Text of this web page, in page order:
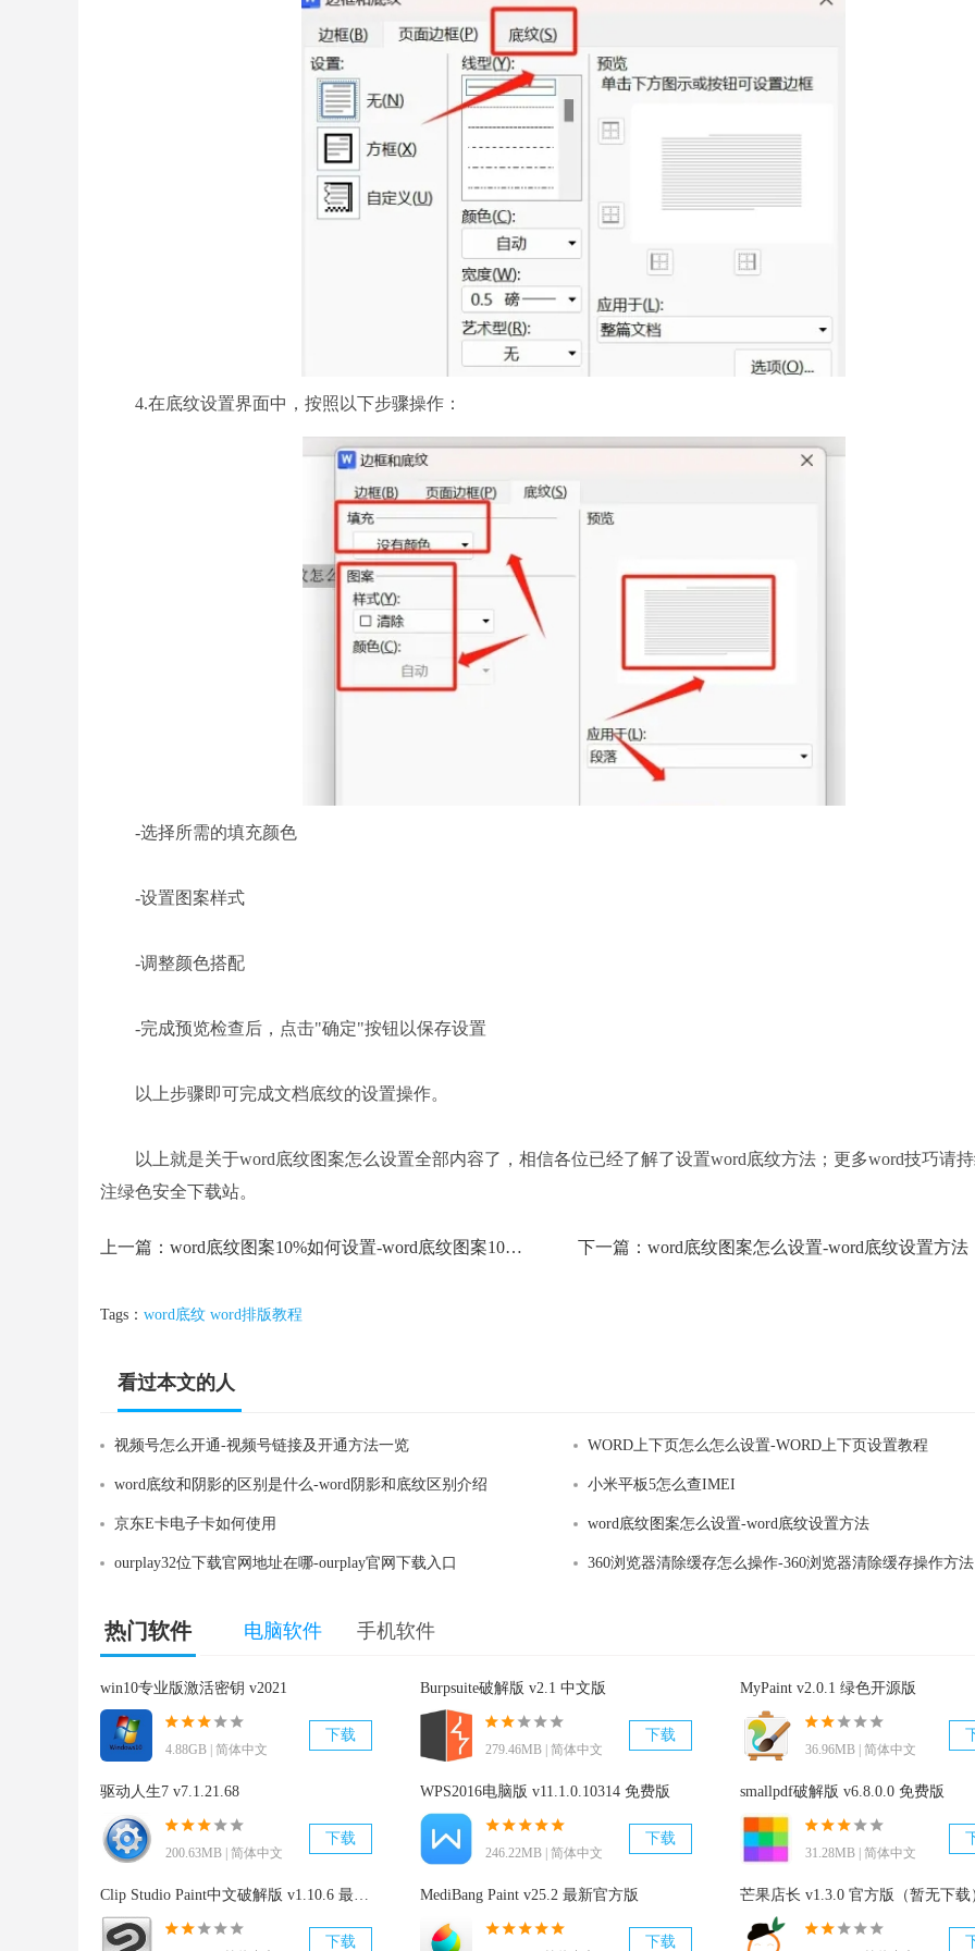
4.在底纹设置界面中，按照以下步骤操作：
-选择所需的填充颜色
-设置图案样式
-调整颜色搭配
-完成预览检查后，点击"确定"按钮以保存设置
以上步骤即可完成文档底纹的设置操作。
以上就是关于word底纹图案怎么设置全部内容了，相信各位已经了解了设置word底纹方法；更多word技巧请
注绿色安全下载站。
上一篇： word底纹图案10%如何设置-word底纹图案10%设置方法 下一篇： word底纹图案怎么设置-word底纹设置方法
Tags： word底纹 word排版教程
看过本文的人
还看过
视频号怎么开通-视频号链接及开通方法一览 WORD上下页怎么怎么设置-WORD上下页设置教程
word底纹和阴影的区别是什么-word阴影和底纹区别介绍 小米平板5怎么查IMEI
京东E卡电子卡如何使用 word底纹图案怎么设置-word底纹设置方法
ourplay32位下载官网地址在哪-ourplay官网下载入口 360浏览器清除缓存怎么操作-360浏览器清除缓存操作方法
热门软件 电脑软件 手机软件
win10专业版激活密钥 v2021
4.88GB | 简体中文
下载
Burpsuite破解版 v2.1 中文版
279.46MB | 简体中文
下载
MyPaint v2.0.1 绿色开源版
36.96MB | 简体中文
驱动人生7 v7.1.21.68
200.63MB | 简体中文
下载
WPS2016电脑版 v11.1.0.10314 免费版
246.22MB | 简体中文
下载
smallpdf破解版 v6.8.0.0 免费版
31.28MB | 简体中文
Clip Studio Paint中文破解版 v1.10.6 最新免费版
下载
MediBang Paint v25.2 最新官方版
下载
芒果店长 v1.3.0 官方版（暂无下载